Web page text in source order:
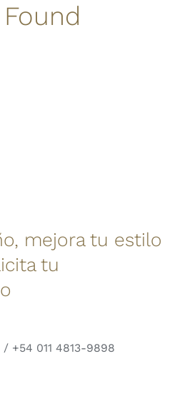
mejora tu estilo
tu
/ +54 011 4813-9898